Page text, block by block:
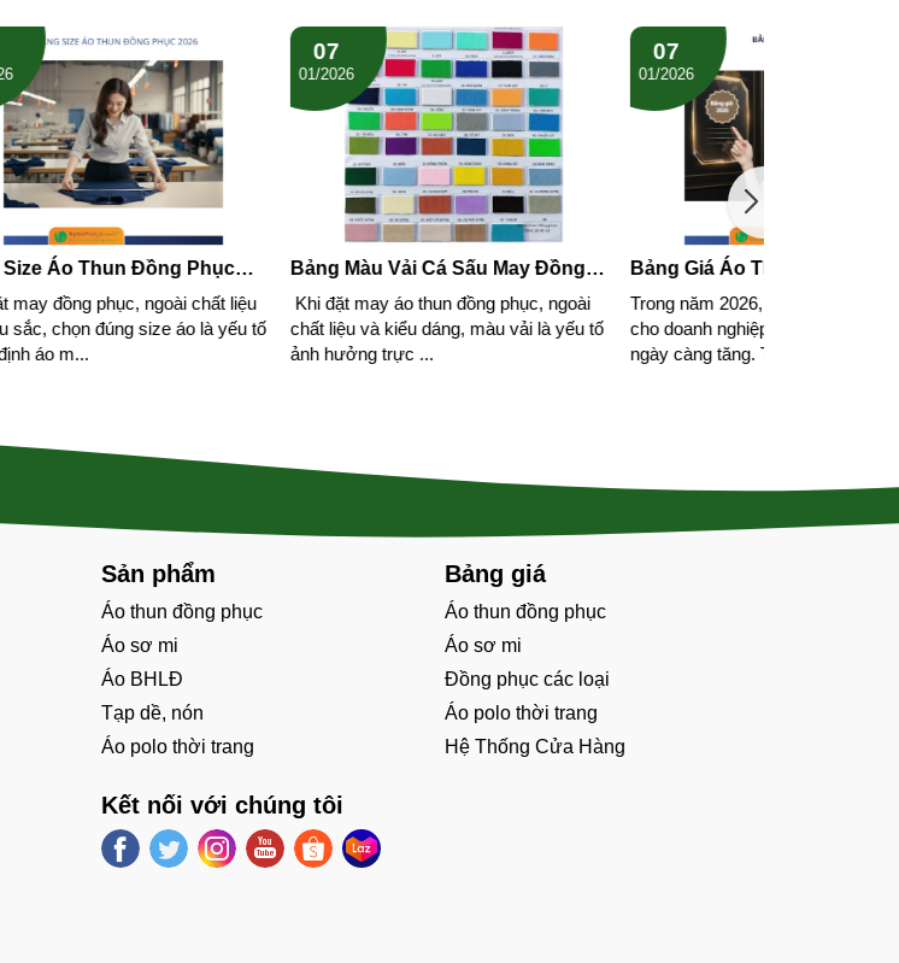
Ít
liệu
yếu tố
07
01/2026
Bảng Màu Vải Cá Sấu May Đồng
Phục Theo Yêu Cầu
Khi đặt may áo thun đồng phục, ngoài
chất liệu và kiểu dáng, màu vải là yếu tố
07
01/2026
Bảng Giá Áo Thun Đồng Phục 2026
– Áo Thun Cổ Tròn
Trong năm 2026, nhu cầu may đồng phục
cho doanh nghiệp, cửa hàng, đội nhóm
ngày càng tăng. Trong đó,...
Sản phẩm
Áo thun đồng phục
Áo sơ mi
Áo BHLĐ
Tạp dề, nón
Áo polo thời trang
Bảng giá
Áo thun đồng phục
Áo sơ mi
Đồng phục các loại
Áo polo thời trang
Hệ Thống Cửa Hàng
Kết nối với chúng tôi